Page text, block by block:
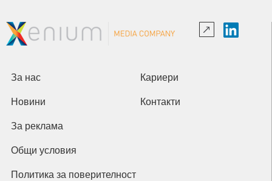
За нас Кариери
Новини Контакти
За реклама
Общи условия
Политика за поверителност